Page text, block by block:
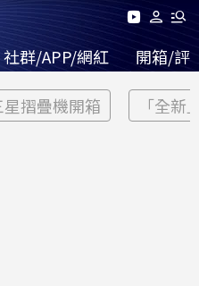
社群/APP/網紅 開箱/評
星摺疊機開箱 「全新